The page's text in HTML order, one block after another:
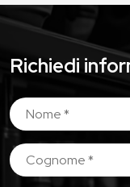
Richiedi